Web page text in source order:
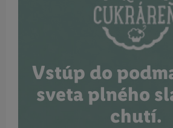
Vstúp do
sveta plného
chutí.